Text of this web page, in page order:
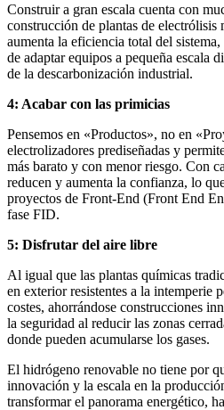
Construir a gran escala cuenta con
construcción de plantas de electrólisis
aumenta la eficiencia total del
de adaptar equipos a pequeña escala
de la descarbonización industrial.
4: Acabar con las primicias
Pensemos en «Productos», no en
electrolizadores prediseñadas y
más barato y con menor riesgo. Con
reducen y aumenta la confianza, lo
proyectos de Front-End (Front End
fase FID.
5: Disfrutar del aire libre
Al igual que las plantas químicas
en exterior resistentes a la intemperie
costes, ahorrándose construcciones
la seguridad al reducir las zonas
donde pueden acumularse los gases.
El hidrógeno renovable no tiene por
innovación y la escala en la
transformar el panorama energético,